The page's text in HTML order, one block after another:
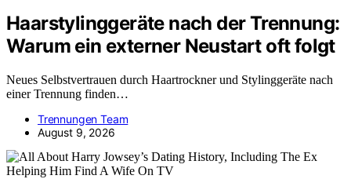
Haarstylinggeräte nach der Trennung:
Warum ein externer Neustart oft folgt
Neues Selbstvertrauen durch Haartrockner und Stylinggeräte nach
einer Trennung finden…
Trennungen Team
August 9, 2026